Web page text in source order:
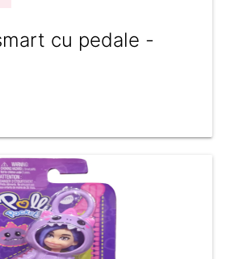
cu pedale -